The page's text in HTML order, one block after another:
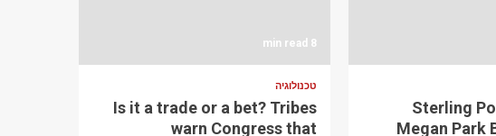
‘Sterling
Megan Park
8 min read
טכנולוגיה
Is it a trade or a bet? Tribes
warn Congress that